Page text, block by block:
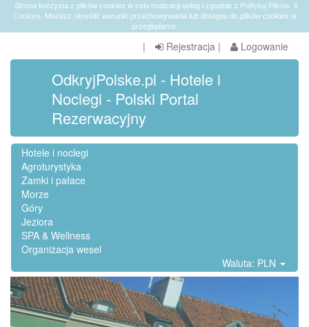
X
Strona korzysta z plików cookies w celu realizacji usług i zgodnie z Polityką Plików
Cookies . Możesz określić warunki przechowywania lub dostępu do plików cookies w
przeglądarce.
| Rejestracja | Logowanie
OdkryjPolske.pl - Hotele i
Noclegi - Polski Portal
Rezerwacyjny
Hotele i noclegi
Agroturystyka
Zamki i pałace
Morze
Góry
Jeziora
SPA & Wellness
Organizacja wesel
Waluta: PLN